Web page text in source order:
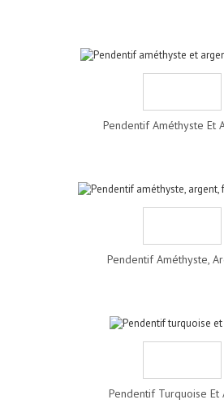
Pendentif Améthyste Et
Pendentif Améthyste,
Pendentif Turquoise Et